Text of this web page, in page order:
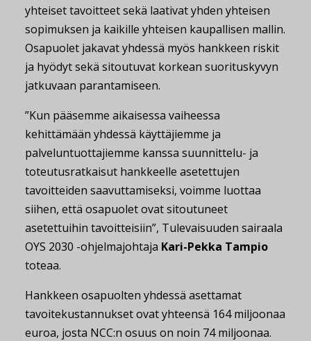
yhteiset tavoitteet sekä laativat yhden yhteisen
sopimuksen ja kaikille yhteisen kaupallisen mallin.
Osapuolet jakavat yhdessä myös hankkeen riskit
ja hyödyt sekä sitoutuvat korkean suorituskyvyn
jatkuvaan parantamiseen.
”Kun pääsemme aikaisessa vaiheessa
kehittämään yhdessä käyttäjiemme ja
palveluntuottajiemme kanssa suunnittelu- ja
toteutusratkaisut hankkeelle asetettujen
tavoitteiden saavuttamiseksi, voimme luottaa
siihen, että osapuolet ovat sitoutuneet
asetettuihin tavoitteisiin”, Tulevaisuuden sairaala
OYS 2030 -ohjelmajohtaja Kari-Pekka Tampio
toteaa.
Hankkeen osapuolten yhdessä asettamat
tavoitekustannukset ovat yhteensä 164 miljoonaa
euroa, josta NCC:n osuus on noin 74 miljoonaa.